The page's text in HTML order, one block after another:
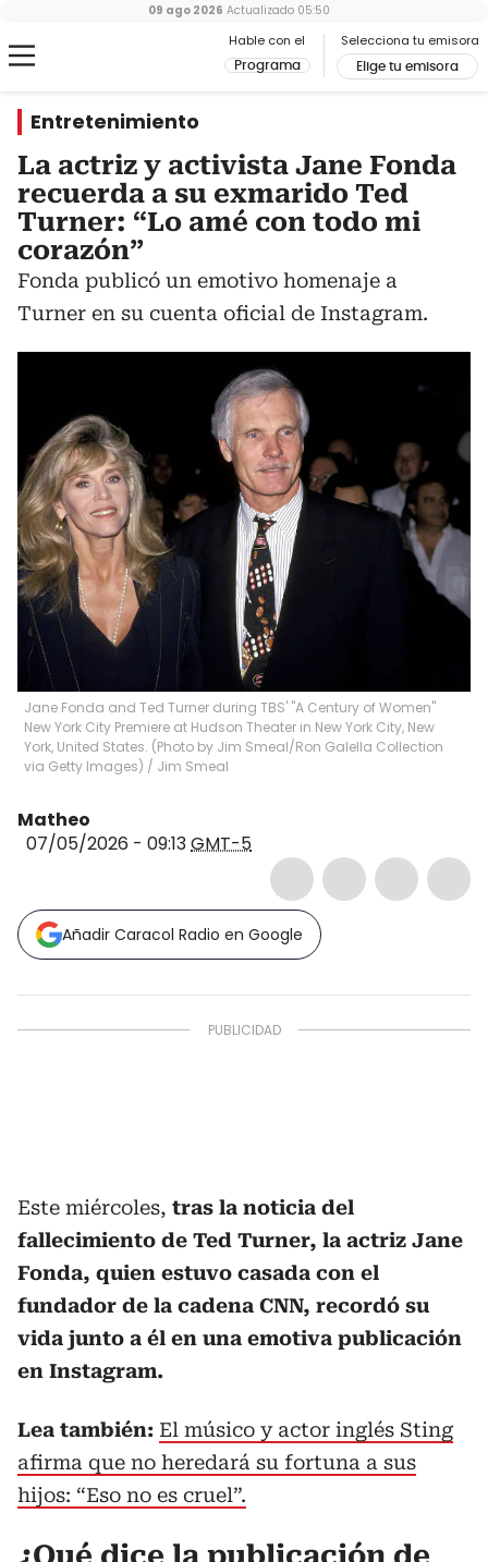
Hable con el
Programa
Selecciona tu emisora
Elige tu emisora
09 ago 2026 Actualizado 05:50
Entretenimiento
La actriz y activista Jane Fonda
recuerda a su exmarido Ted
Turner: “Lo amé con todo mi
corazón”
Fonda publicó un emotivo homenaje a
Turner en su cuenta oficial de Instagram.
Jane Fonda and Ted Turner during TBS' "A Century of Women"
New York City Premiere at Hudson Theater in New York City, New
York, United States. (Photo by Jim Smeal/Ron Galella Collection
via Getty Images) / Jim Smeal
Matheo
07/05/2026 - 09:13GMT-5
Añadir Caracol Radio en Google
Este miércoles, tras la noticia del
fallecimiento de Ted Turner, la actriz Jane
Fonda, quien estuvo casada con el
fundador de la cadena CNN, recordó su
vida junto a él en una emotiva publicación
en Instagram.
Lea también: El músico y actor inglés Sting
afirma que no heredará su fortuna a sus
hijos: “Eso no es cruel”.
¿Qué dice la publicación de